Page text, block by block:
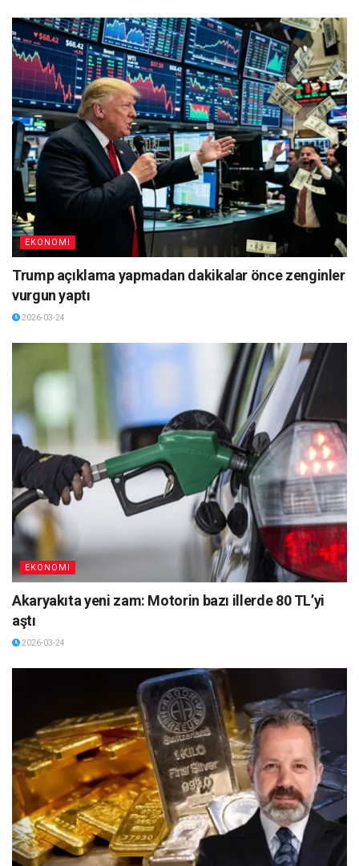
EKONOMI
Trump açıklama yapmadan dakikalar önce zenginler
vurgun yaptı
2026-03-24
EKONOMI
Akaryakıta yeni zam: Motorin bazı illerde 80 TL’yi
aştı
2026-03-24